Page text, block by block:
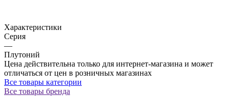
Характеристики
Серия
—
Плутоний
Цена действительна только для интернет-магазина и может
отличаться от цен в розничных магазинах
Все товары категории
Все товары бренда